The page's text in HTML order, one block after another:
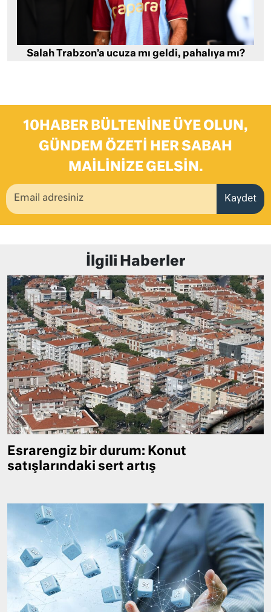
Salah Trabzon’a ucuza mı geldi, pahalıya mı?
10HABER BÜLTENINE ÜYE OLUN,
GÜNDEM ÖZETI HER SABAH
MAILINIZE GELSIN.
Kaydet
İlgili Haberler
Esrarengiz bir durum: Konut
satışlarındaki sert artış